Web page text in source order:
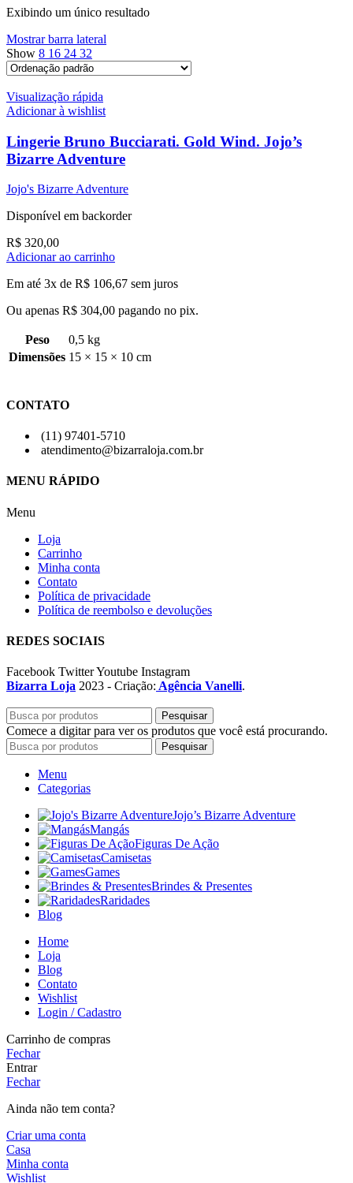
Exibindo um único resultado
Mostrar barra lateral
Show 8 16 24 32
Visualização rápida
Adicionar à wishlist
Lingerie Bruno Bucciarati. Gold Wind. Jojo’s
Bizarre Adventure
Jojo's Bizarre Adventure
Disponível em backorder
R$ 320,00
Adicionar ao carrinho
Em até 3x de R$ 106,67 sem juros
Ou apenas R$ 304,00 pagando no pix.
Peso
0,5 kg
Dimensões 15 × 15 × 10 cm
CONTATO
(11) 97401-5710
atendimento@bizarraloja.com.br
MENU RÁPIDO
Menu
Loja
Carrinho
Minha conta
Contato
Política de privacidade
Política de reembolso e devoluções
REDES SOCIAIS
Facebook TwitterYoutube Instagram
Bizarra Loja 2023 - Criação: Agência Vanelli.
Pesquisar
Comece a digitar para ver os produtos que você está procurando.
Pesquisar
Menu
Categorias
Jojo’s Bizarre Adventure
Mangás
Figuras De Ação
Camisetas
Games
Brindes & Presentes
Raridades
Blog
Home
Loja
Blog
Contato
Wishlist
Login / Cadastro
Carrinho de compras
Fechar
Entrar
Fechar
Ainda não tem conta?
Criar uma conta
Casa
Minha conta
Wishlist